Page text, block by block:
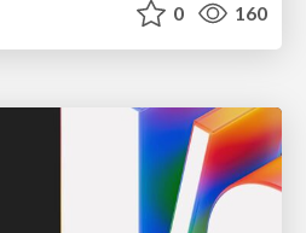
0 160